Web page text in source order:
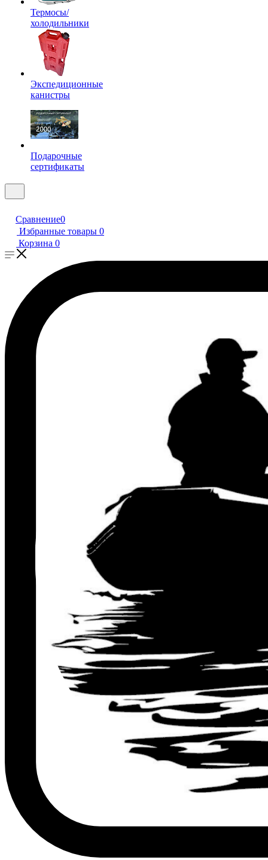
Термосы/
холодильники
Экспедиционные
канистры
Подарочные
сертификаты
Сравнение0
Избранные товары 0
Корзина 0